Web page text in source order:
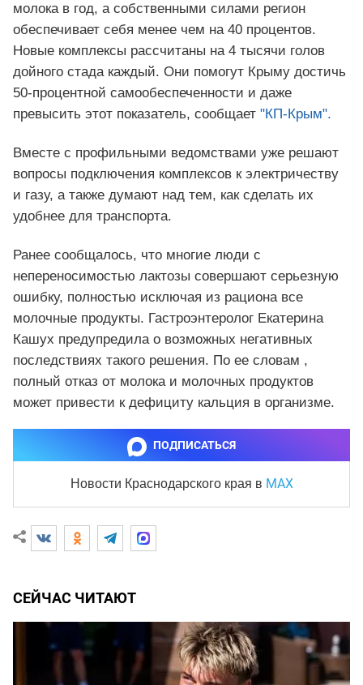
молока в год, а собственными силами регион
обеспечивает себя менее чем на 40 процентов.
Новые комплексы рассчитаны на 4 тысячи голов
дойного стада каждый. Они помогут Крыму достичь
50‑процентной самообеспеченности и даже
превысить этот показатель, сообщает "КП-Крым".
Вместе с профильными ведомствами уже решают
вопросы подключения комплексов к электричеству
и газу, а также думают над тем, как сделать их
удобнее для транспорта.
Ранее сообщалось, что многие люди с
непереносимостью лактозы совершают серьезную
ошибку, полностью исключая из рациона все
молочные продукты. Гастроэнтеролог Екатерина
Кашух предупредила о возможных негативных
последствиях такого решения. По ее словам ,
полный отказ от молока и молочных продуктов
может привести к дефициту кальция в организме.
ПОДПИСАТЬСЯ
Новости Краснодарского края в MAX
СЕЙЧАС ЧИТАЮТ